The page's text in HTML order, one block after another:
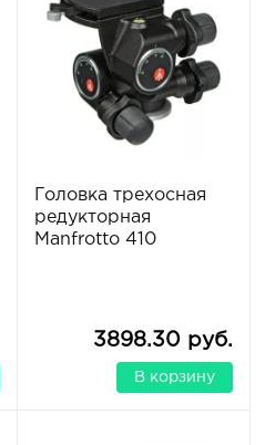
Головка трехосная
редукторная
Manfrotto 410
3898.30 руб.
В корзину